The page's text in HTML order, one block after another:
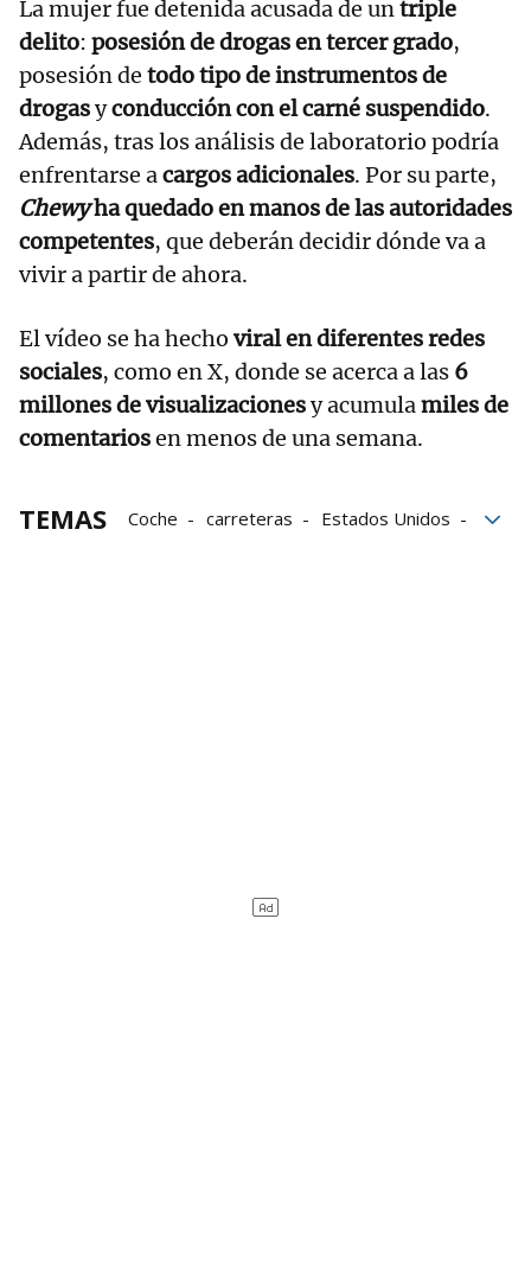
La mujer fue detenida acusada de untriple
delito: posesión de drogas en tercer grado,
posesión de todo tipo de instrumentos de
drogasyconducción con el carné suspendido.
Además, tras los análisis de laboratorio podría
enfrentarse acargos adicionales. Por su parte,
Chewyha quedado en manos de las autoridades
competentes, que deberán decidir dónde va a
vivir a partir de ahora.
El vídeo se ha hecho viral en diferentes redes
sociales, como en X, donde se acerca a las 6
millones de visualizacionesy acumulamiles de
comentariosen menos de una semana.
TEMAS Coche carreteras
Estados Unidos